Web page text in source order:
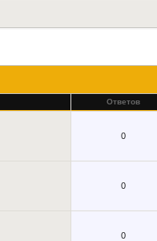
Ответов
0
0
0